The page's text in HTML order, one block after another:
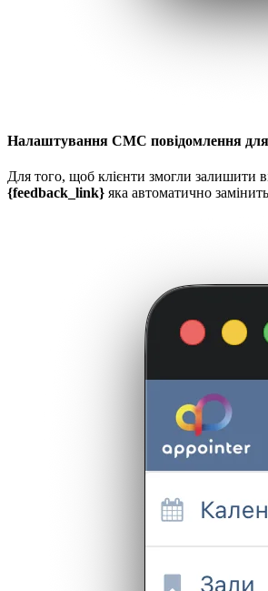
Налаштування СМС повідомлення для
Для того, щоб клієнти змогли залишити
{feedback_link} яка автоматично